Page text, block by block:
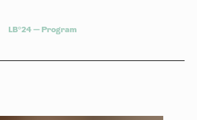
LB°24— Program